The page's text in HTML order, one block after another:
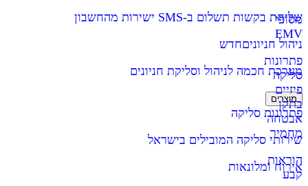
מסופי
EMV
פתרונות
סליקה
פיזיים
בתקן
אבטחה
מחמיר
הוראות
קבע
שליחת בקשות תשלום ב-SMS ישירות מהחשבון
ניהול חניוניםחדש
מערכת חכמה לניהול וסליקת חניונים
מוצרים
פתרונות סליקה
שירותי סליקה המובילים בישראל
אירוח ומלונאות